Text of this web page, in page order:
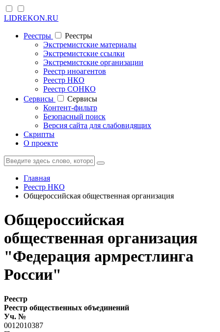
LIDREKON.RU
Реестры
Реестры
Экстремистские материалы
Экстремистские ссылки
Экстремистские организации
Реестр иноагентов
Реестр НКО
Реестр СОНКО
Cервисы
Cервисы
Контент-фильтр
Безопасный поиск
Версия сайта для слабовидящих
Скрипты
О проекте
Главная
Реестр НКО
Общероссийская общественная организация
Общероссийская
общественная организация
"Федерация армрестлинга
России"
Реестр
Реестр общественных объединений
Уч. №
0012010387